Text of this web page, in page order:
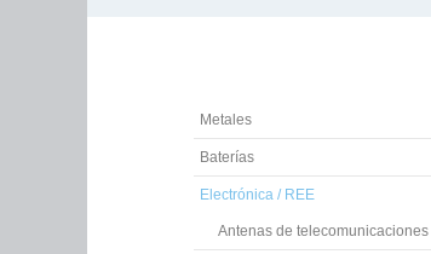
Metales
Baterías
Electrónica / REE
Antenas de telecomunicaciones